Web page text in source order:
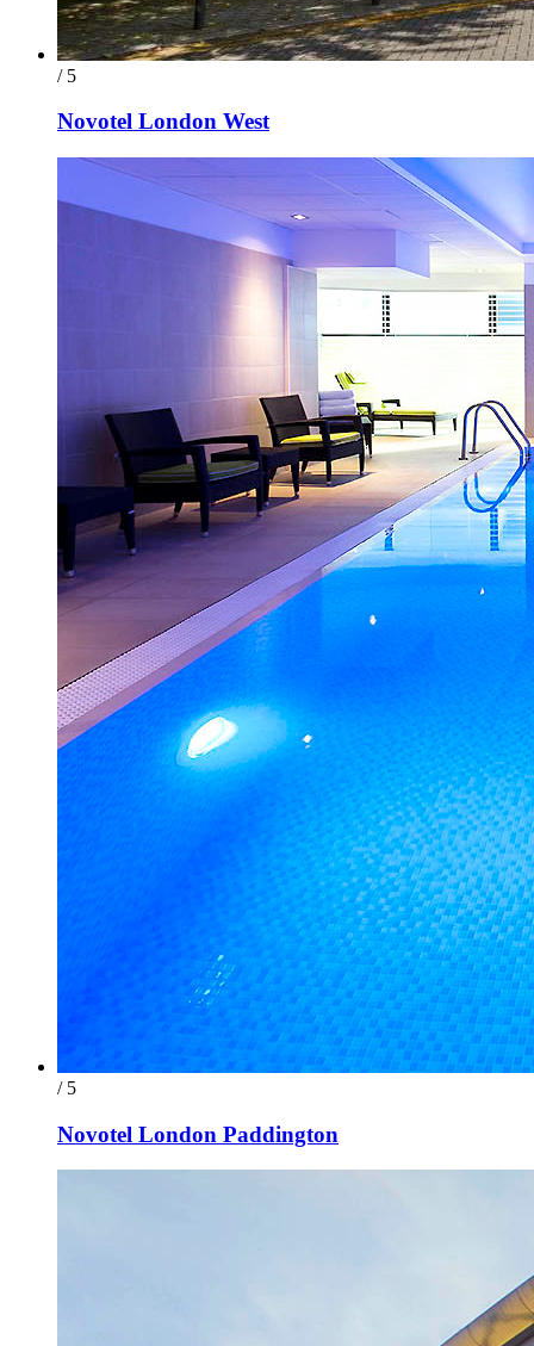
/ 5
Novotel London West
/ 5
Novotel London Paddington